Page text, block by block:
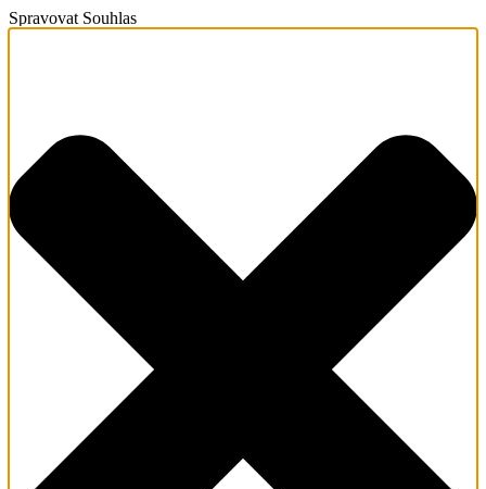
Spravovat Souhlas